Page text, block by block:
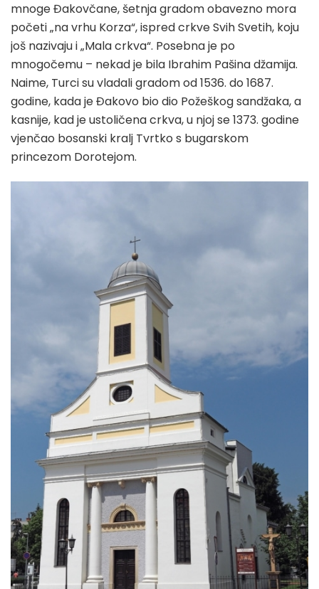
mnoge Đakovčane, šetnja gradom obavezno mora
početi „na vrhu Korza“, ispred crkve Svih Svetih, koju
još nazivaju i „Mala crkva“. Posebna je po
mnogočemu – nekad je bila Ibrahim Pašina džamija.
Naime, Turci su vladali gradom od 1536. do 1687.
godine, kada je Đakovo bio dio Požeškog sandžaka, a
kasnije, kad je ustoličena crkva, u njoj se 1373. godine
vjenčao bosanski kralj Tvrtko s bugarskom
princezom Dorotejom.